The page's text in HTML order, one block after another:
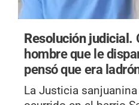
Resolución judicial.
hombre que le
pensó que era
La Justicia